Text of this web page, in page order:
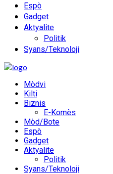
Espò
Gadget
Aktyalite
Politik
Syans/Teknoloji
Mòdvi
Kilti
Biznis
E-Komès
Mòd/Bote
Espò
Gadget
Aktyalite
Politik
Syans/Teknoloji